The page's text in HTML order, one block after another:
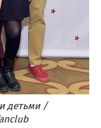
детьми /